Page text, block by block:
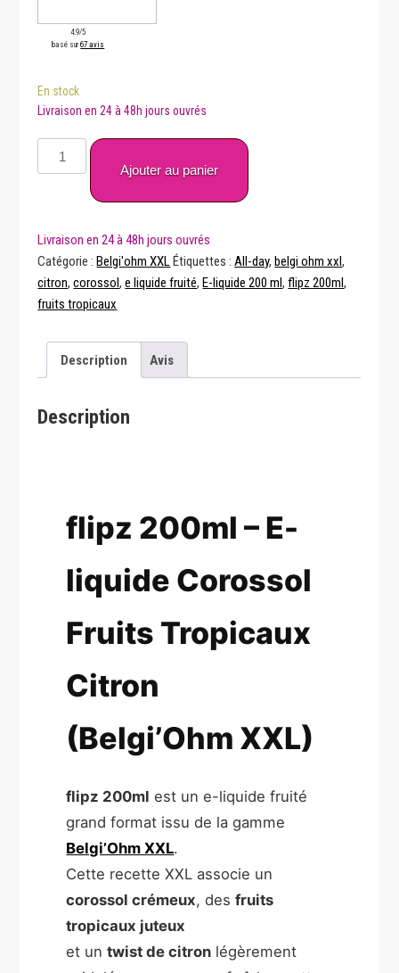
4.9/5
basé sur67 avis
En stock
quantité
de
Belgi’Ohm
XXL
–
Belgi’Ohm
Ajouter au panier
Catégorie : Belgi'ohm XXL Étiquettes :All-day, belgi ohm xxl,
citron,corossol,e liquide fruité, E-liquide 200 ml,flipz 200ml,
fruits tropicaux
Description Avis
Description
flipz 200ml – E-
liquide Corossol
Fruits Tropicaux
Citron
(Belgi’Ohm XXL)
flipz 200ml est un e-liquide fruité
grand format issu de la gamme
Belgi’Ohm XXL.
Cette recette XXL associe un
corossol crémeux, desfruits
tropicaux juteux
et untwist de citron légèrement